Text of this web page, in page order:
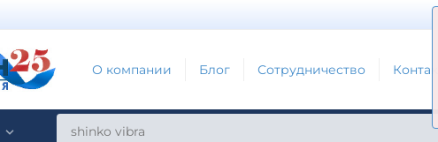
О компании Блог Сотрудничество